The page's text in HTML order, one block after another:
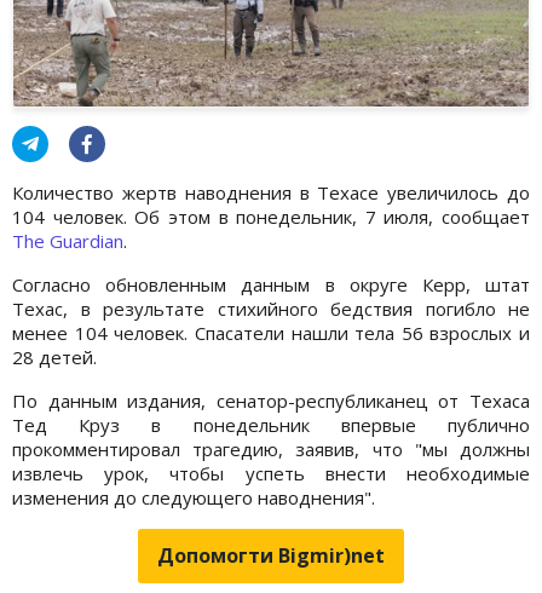
Количество жертв наводнения в Техасе увеличилось до
104 человек. Об этом в понедельник, 7 июля, сообщает
The Guardian.
Согласно обновленным данным в округе Керр, штат
Техас, в результате стихийного бедствия погибло не
менее 104 человек. Спасатели нашли тела 56 взрослых и
28 детей.
По данным издания, сенатор-республиканец от Техаса
Тед Круз в понедельник впервые публично
прокомментировал трагедию, заявив, что "мы должны
извлечь урок, чтобы успеть внести необходимые
изменения до следующего наводнения".
Допомогти Bigmir)net